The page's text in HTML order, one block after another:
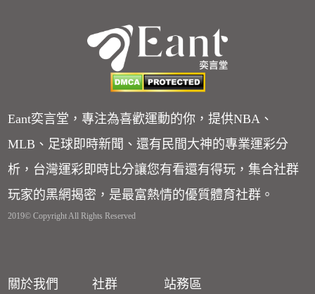
Eant奕言堂，專注為喜歡運動的你，提供NBA、
MLB、足球即時新聞、還有民間大神的專業運彩分
析，台灣運彩即時比分讓您有看還有得玩，集合社群
玩家的黑網揭密，是最富熱情的優質體育社群。
2019© Copyright All Rights Reserved
關於我們 社群 站務區